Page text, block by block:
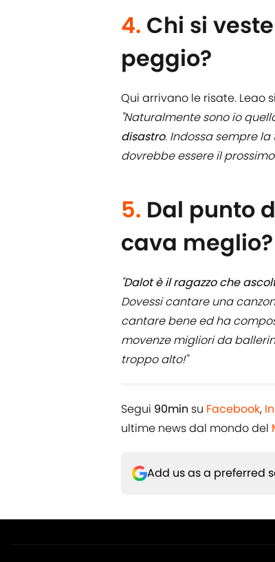
4. Chi si
peggio?
Qui arrivano le risate. Leao
"Naturalmente sono io
disastro. Indossa sempre
dovrebbe essere il
5. Dal punto
cava meglio?
"Dalot è il ragazzo che
Dovessi cantare una
cantare bene ed ha
movenze migliori da
troppo alto!"
Segui 90min su Facebook,
ultime news dal mondo del
Add us as a preferred